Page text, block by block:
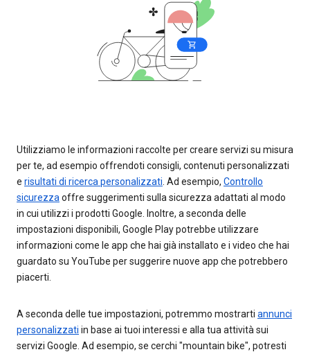
Utilizziamo le informazioni raccolte per creare servizi su misura
per te, ad esempio offrendoti consigli, contenuti personalizzati
e risultati di ricerca personalizzati . Ad esempio, Controllo
sicurezza offre suggerimenti sulla sicurezza adattati al modo
in cui utilizzi i prodotti Google. Inoltre, a seconda delle
impostazioni disponibili, Google Play potrebbe utilizzare
informazioni come le app che hai già installato e i video che hai
guardato su YouTube per suggerire nuove app che potrebbero
piacerti.
A seconda delle tue impostazioni, potremmo mostrarti annunci
personalizzati in base ai tuoi interessi e alla tua attività sui
servizi Google. Ad esempio, se cerchi "mountain bike", potresti